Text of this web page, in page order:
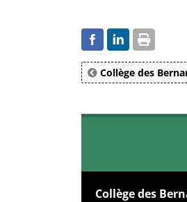
Collège des
Collège des